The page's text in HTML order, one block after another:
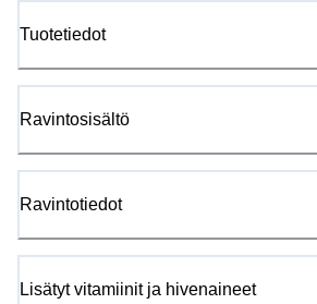
Tuotetiedot
Ravintosisältö
Ravintotiedot
Lisätyt vitamiinit ja hivenaineet